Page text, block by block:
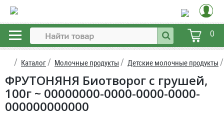
0
Каталог Молочные продукты Детские молочные продукты
ФРУТОНЯНЯ Биотворог с грушей,
100г ~ 00000000-0000-0000-0000-
000000000000